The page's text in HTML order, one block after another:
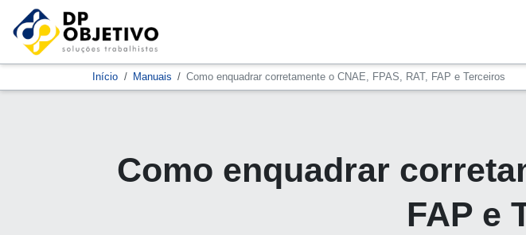
Início Manuais Como enquadrar corretamente o CNAE, FPAS, RAT, FAP e Terceiros
Como enquadrar
FAP e